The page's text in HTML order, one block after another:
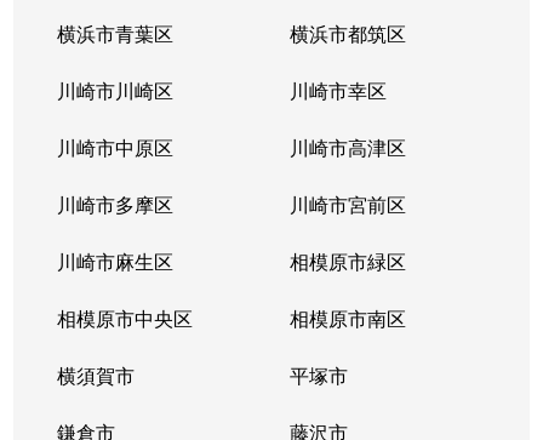
横浜市青葉区 横浜市都筑区
川崎市川崎区 川崎市幸区
川崎市中原区 川崎市高津区
川崎市多摩区 川崎市宮前区
川崎市麻生区 相模原市緑区
相模原市中央区 相模原市南区
横須賀市 平塚市
鎌倉市 藤沢市